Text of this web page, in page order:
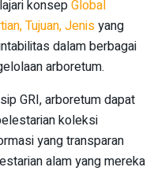
konsepGlobal
Tujuan, Jenisyang
dalam berbagai
arboretum.
GRI, arboretum dapat
koleksi
yang transparan
alam yang mereka